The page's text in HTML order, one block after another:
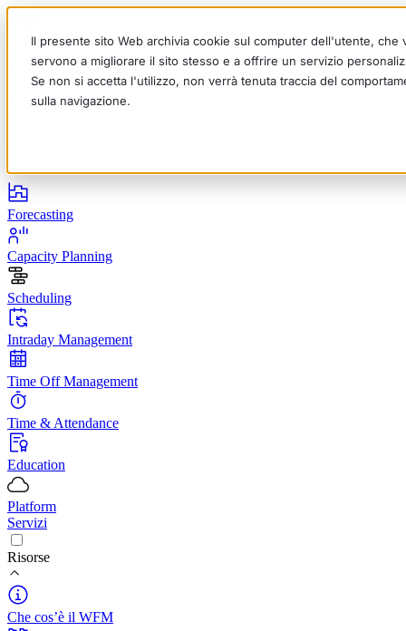
Il presente sito Web archivia cookie sul computer dell'utente,
servono a migliorare il sito stesso e a offrire un servizio
Se non si accetta l'utilizzo, non verrà tenuta traccia del
sulla navigazione.
EnglishDeutschFrançais
Forecasting
Capacity Planning
Scheduling
Intraday Management
Time Off Management
Time & Attendance
Education
Platform
Servizi
Risorse
Che cos’è il WFM